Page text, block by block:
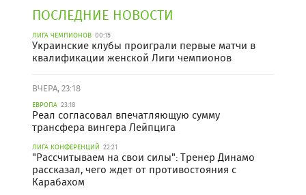
ПОСЛЕДНИЕ НОВОСТИ
ЛИГА ЧЕМПИОНОВ 00:15
Украинские клубы проиграли первые матчи в
квалификации женской Лиги чемпионов
ВЧЕРА, 23:18
ЕВРОПА 23:18
Реал согласовал впечатляющую сумму
трансфера вингера Лейпцига
ЛИГА КОНФЕРЕНЦИЙ 22:21
"Рассчитываем на свои силы": Тренер Динамо
рассказал, чего ждет от противостояния с
Карабахом